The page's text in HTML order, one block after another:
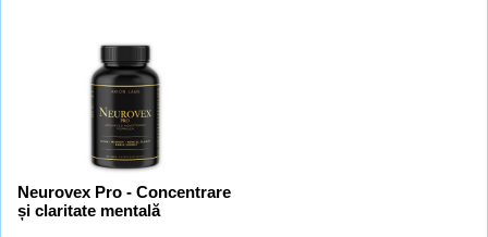
Neurovex Pro - Concentrare
și claritate mentală